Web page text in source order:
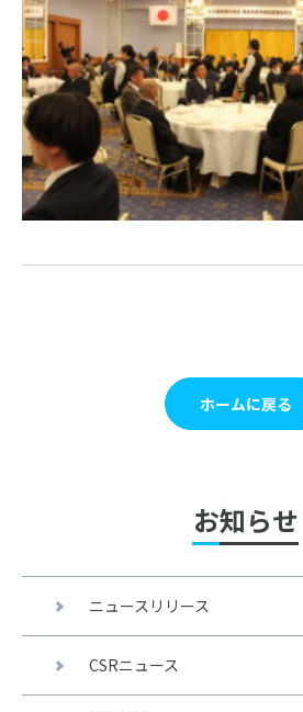
ホームに戻る
お知らせ
ニュースリリース
CSRニュース